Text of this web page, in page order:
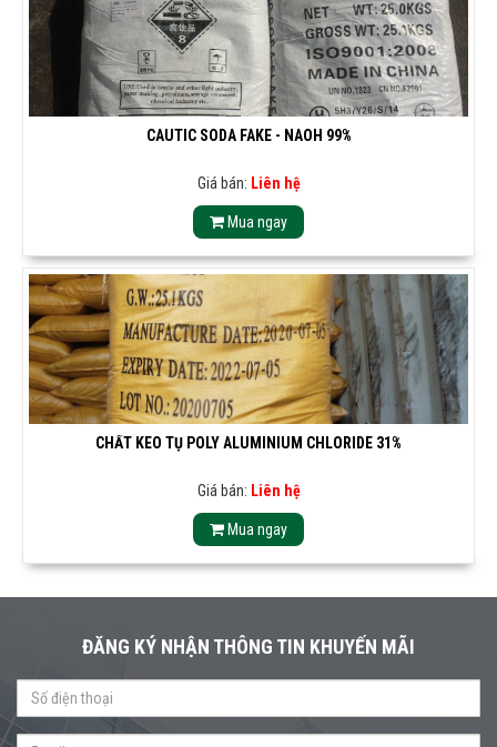
CAUTIC SODA FAKE - NAOH 99%
Giá bán: Liên hệ
Mua ngay
CHẤT KEO TỤ POLY ALUMINIUM CHLORIDE 31%
Giá bán: Liên hệ
Mua ngay
ĐĂNG KÝ NHẬN THÔNG TIN KHUYẾN MÃI